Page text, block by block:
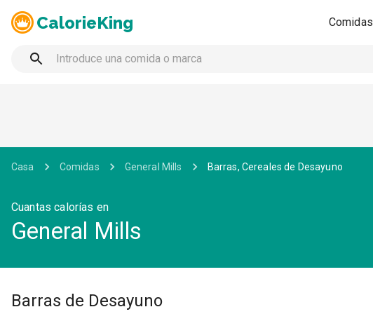
CalorieKing Comidas
Casa Comidas General Mills Barras, Cereales de Desayuno
Cuantas calorías en
General Mills
Barras de Desayuno